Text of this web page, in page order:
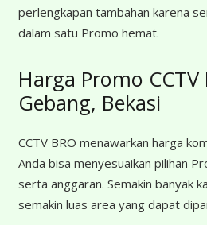
perlengkapan tambahan karena
dalam satu Promo hemat.
Harga Promo
Gebang, Bekasi
CCTV BRO menawarkan harga
Anda bisa menyesuaikan pilihan
serta anggaran. Semakin banyak
semakin luas area yang dapat